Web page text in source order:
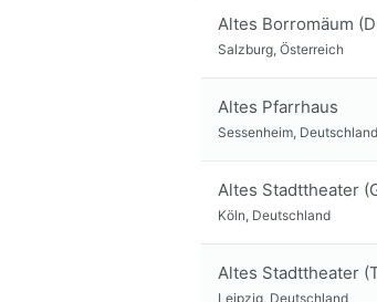
Altes Borromäum
Salzburg, Österreich
Altes Pfarrhaus
Sessenheim,
Altes Stadttheater
Köln, Deutschland
Altes Stadttheater
Leipzig, Deutschland